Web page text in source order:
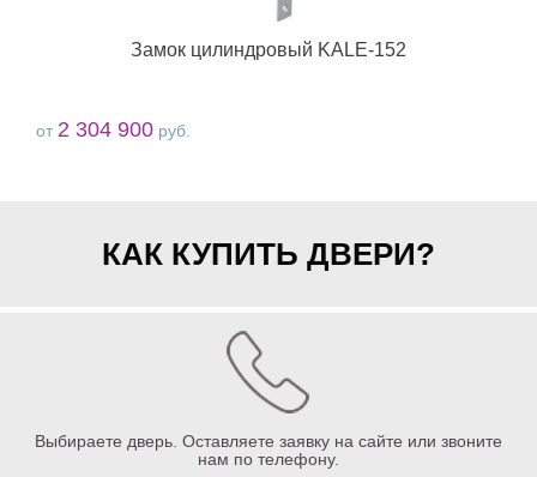
Замок цилиндровый KALE-152
от 2 304 900 руб.
КАК КУПИТЬ ДВЕРИ?
Выбираете дверь. Оставляете заявку на сайте или звоните
нам по телефону.